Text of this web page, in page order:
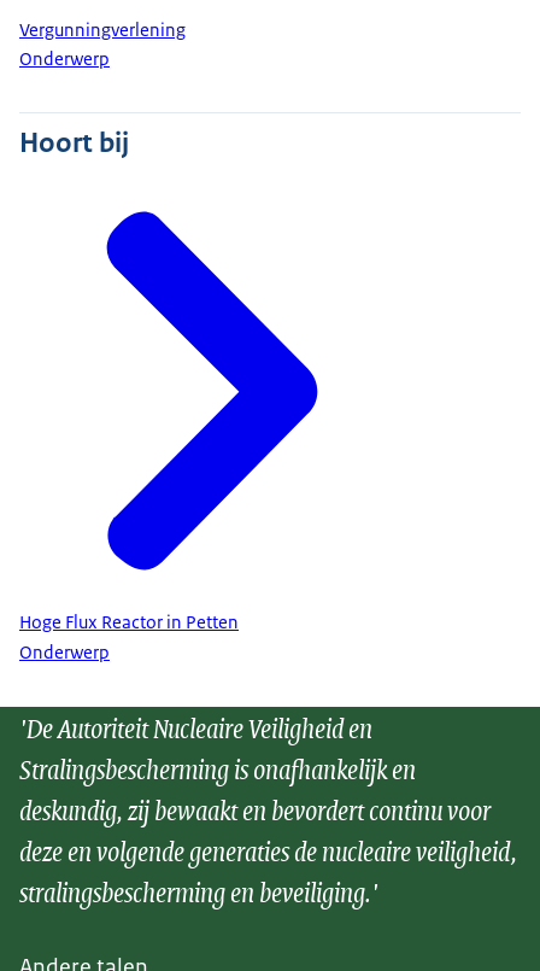
Vergunningverlening
Onderwerp
Hoort bij
Hoge Flux Reactor in Petten
Onderwerp
'De Autoriteit Nucleaire Veiligheid en
Stralingsbescherming is onafhankelijk en
deskundig, zij bewaakt en bevordert continu voor
deze en volgende generaties de nucleaire veiligheid,
stralingsbescherming en beveiliging.'